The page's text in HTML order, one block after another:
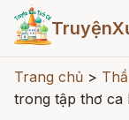
Trang chủ >
trong tập thơ ca